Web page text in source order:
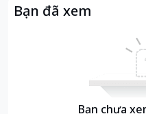
Bạn đã xem
Bạn chưa